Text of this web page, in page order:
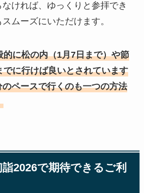
ければ、ゆっくりと参拝でき
ムーズにいただけます。
的に松の内（1月7日まで）や節
でに行けば良いとされています
ペースで行くのも一つの方法
2026で期待できるご利